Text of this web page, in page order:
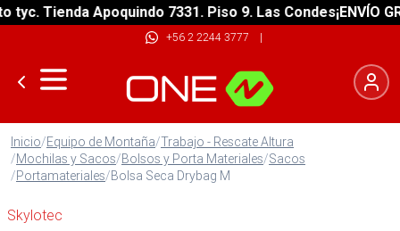
Tienda Apoquindo 7331. Piso 9. Las Condes¡ENVÍO
+56 2 2244 3777 |
Inicio/Equipo de Montaña/Trabajo - Rescate Altura
/Mochilas y Sacos/Bolsos y Porta Materiales/Sacos
/Portamateriales/Bolsa Seca Drybag M
Skylotec